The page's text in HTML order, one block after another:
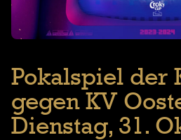
Pokalspiel der
gegen KV
Dienstag, 31.